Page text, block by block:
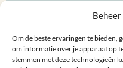
Om de beste ervaringen te bieden,
om informatie over je apparaat op
stemmen met deze technologieën
(Vereist)
E-
mailadres